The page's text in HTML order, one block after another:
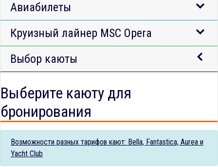
Авиабилеты
Круизный лайнер MSC Opera
Выбор каюты
Выберите каюту для
бронирования
Возможности разных тарифов кают: Bella, Fantastica, Aurea и
Yacht Club